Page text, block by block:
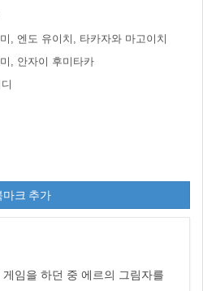
, 엔도 유이치, 타카자와 마고이치
, 안자이 후미타카
마크 추가
임을 하던 중 에르의 그림자를